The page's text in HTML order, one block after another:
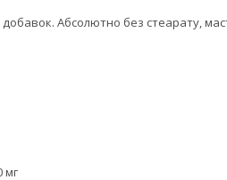
добавок. Абсолютно без стеарату,
мг